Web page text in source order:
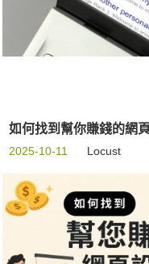
如何找到幫你賺錢的網
2025-10-11 Locust